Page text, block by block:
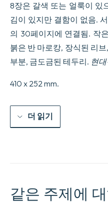
Three
Hundred
Plates,
Accurately
Engraven
after
taken
With
The
Characters
Drawn
when
8장은 갈색 또는 얼룩이 있
김이 있지만 결함이 없음.
의 30페이지에 연결됨. 작
붉은 반 마로캉, 장식된 리
부분, 금도금된 테두리. 현
410 x 252 mm.
더 읽기
같은 주제에